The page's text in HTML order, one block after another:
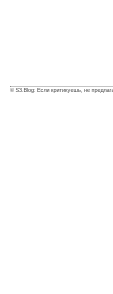
© S3.Blog: Если критикуешь, не